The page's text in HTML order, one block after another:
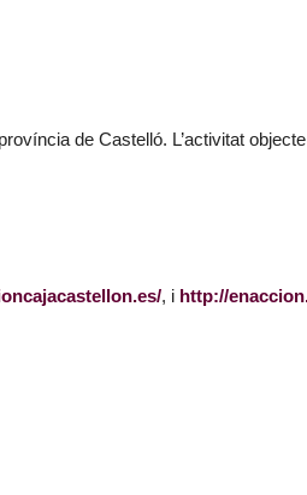
de Castelló. L’activitat
, i http://